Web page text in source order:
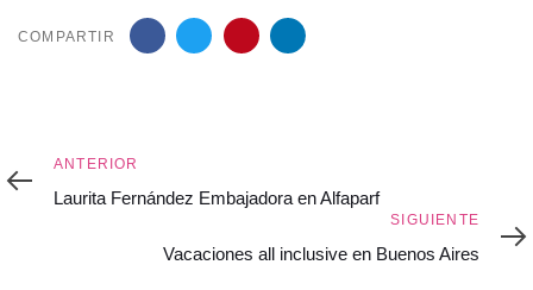
COMPARTIR
Anterior
ANTERIOR
Laurita Fernández Embajadora en Alfaparf
SIGUIENTE
Vacaciones all inclusive en Buenos Aires